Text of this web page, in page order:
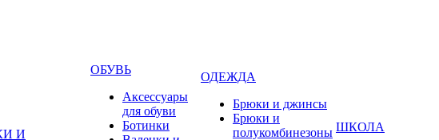
И
ОБУВЬ
Аксессуары
для обуви
Ботинки
ОДЕЖДА
Брюки и джинсы
Брюки и
полукомбинезоны ШКОЛА